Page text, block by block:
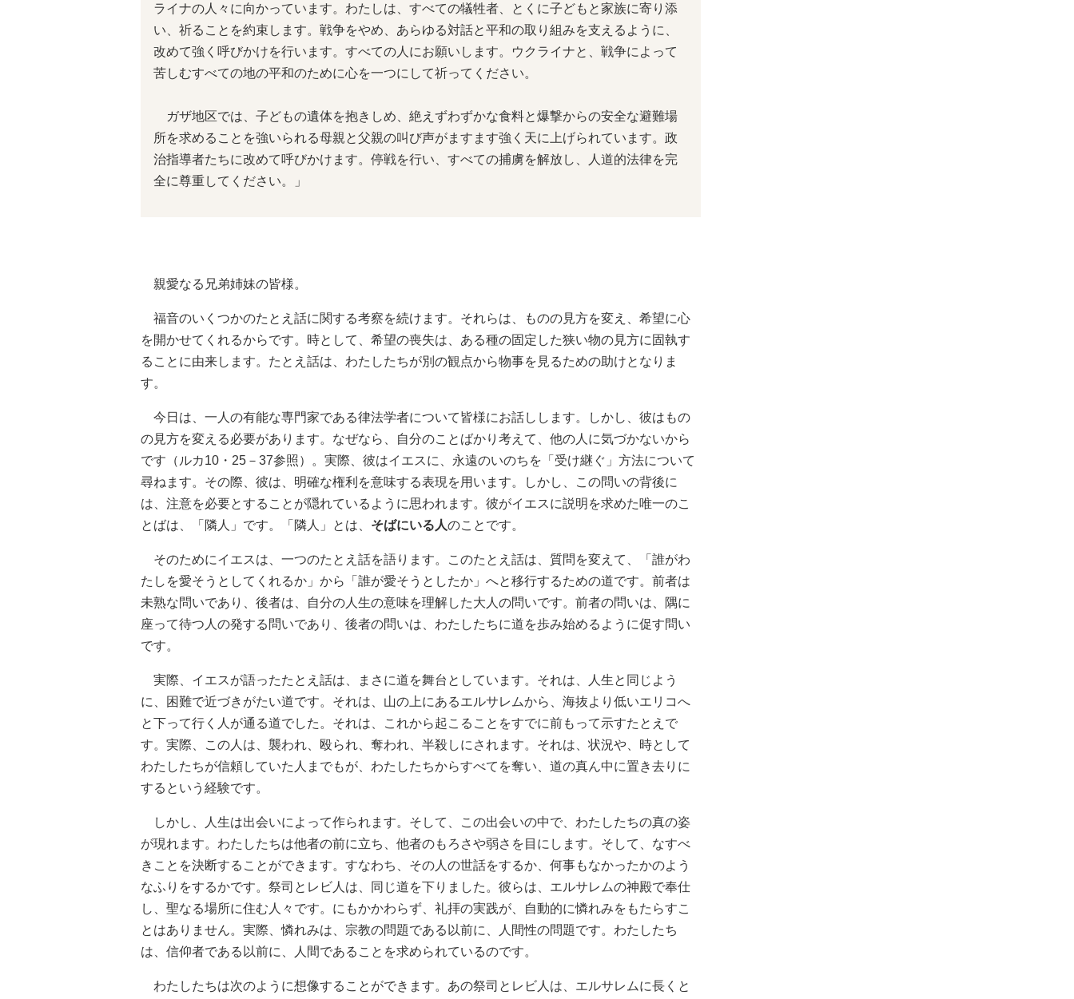
ライナの人々に向かっています。わたしは、すべての犠牲者、とくに子どもと家族に寄り添
い、祈ることを約束します。戦争をやめ、あらゆる対話と平和の取り組みを支えるように、
改めて強く呼びかけを行います。すべての人にお願いします。ウクライナと、戦争によって
苦しむすべての地の平和のために心を一つにして祈ってください。
ガザ地区では、子どもの遺体を抱きしめ、絶えずわずかな食料と爆撃からの安全な避難場
所を求めることを強いられる母親と父親の叫び声がますます強く天に上げられています。政
治指導者たちに改めて呼びかけます。停戦を行い、すべての捕虜を解放し、人道的法律を完
全に尊重してください。」
親愛なる兄弟姉妹の皆様。
福音のいくつかのたとえ話に関する考察を続けます。それらは、ものの見方を変え、希望に心
を開かせてくれるからです。時として、希望の喪失は、ある種の固定した狭い物の見方に固執す
ることに由来します。たとえ話は、わたしたちが別の観点から物事を見るための助けとなりま
す。
今日は、一人の有能な専門家である律法学者について皆様にお話しします。しかし、彼はもの
の見方を変える必要があります。なぜなら、自分のことばかり考えて、他の人に気づかないから
です（ルカ10・25－37参照）。実際、彼はイエスに、永遠のいのちを「受け継ぐ」方法について
尋ねます。その際、彼は、明確な権利を意味する表現を用います。しかし、この問いの背後に
は、注意を必要とすることが隠れているように思われます。彼がイエスに説明を求めた唯一のこ
とばは、「隣人」です。「隣人」とは、 そばにいる人のことです。
そのためにイエスは、一つのたとえ話を語ります。このたとえ話は、質問を変えて、「誰がわ
たしを愛そうとしてくれるか」から「誰が愛そうとしたか」へと移行するための道です。前者は
未熟な問いであり、後者は、自分の人生の意味を理解した大人の問いです。前者の問いは、隅に
座って待つ人の発する問いであり、後者の問いは、わたしたちに道を歩み始めるように促す問い
です。
実際、イエスが語ったたとえ話は、まさに道を舞台としています。それは、人生と同じよう
に、困難で近づきがたい道です。それは、山の上にあるエルサレムから、海抜より低いエリコへ
と下って行く人が通る道でした。それは、これから起こることをすでに前もって示すたとえで
す。実際、この人は、襲われ、殴られ、奪われ、半殺しにされます。それは、状況や、時として
わたしたちが信頼していた人までもが、わたしたちからすべてを奪い、道の真ん中に置き去りに
するという経験です。
しかし、人生は出会いによって作られます。そして、この出会いの中で、わたしたちの真の姿
が現れます。わたしたちは他者の前に立ち、他者のもろさや弱さを目にします。そして、なすべ
きことを決断することができます。すなわち、その人の世話をするか、何事もなかったかのよう
なふりをするかです。祭司とレビ人は、同じ道を下りました。彼らは、エルサレムの神殿で奉仕
し、聖なる場所に住む人々です。にもかかわらず、礼拝の実践が、自動的に憐れみをもたらすこ
とはありません。実際、憐れみは、宗教の問題である以前に、人間性の問題です。わたしたち
は、信仰者である以前に、人間であることを求められているのです。
わたしたちは次のように想像することができます。あの祭司とレビ人は、エルサレムに長くと